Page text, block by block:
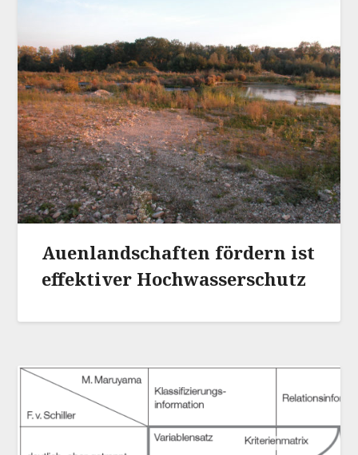
Auenlandschaften fördern ist
effektiver Hochwasserschutz